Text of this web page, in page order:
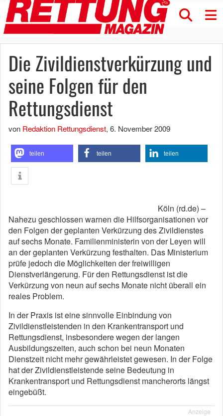
Die Zivildienstverkürzung und
seine Folgen für den
Rettungsdienst
von Redaktion Rettungsdienst, 6. November 2009
teilen teilen teilen
Köln (rd.de) –
Nahezu geschlossen warnen die Hilfsorganisationen vor
den Folgen der geplanten Verkürzung des Zivildienstes
auf sechs Monate. Familienministerin von der Leyen will
an der geplanten Verkürzung festhalten. Das Ministerium
prüfe jedoch die Möglichkeiten der freiwilligen
Dienstverlängerung. Für den Rettungsdienst ist die
Verkürzung von neun auf sechs Monate nicht überall ein
reales Problem.
In der Praxis ist eine sinnvolle Einbindung von
Zivildienstleistenden in den Krankentransport und
Rettungsdienst, insbesondere wegen der langen
Ausbildungszeiten, auch schon bei neun Monaten
Dienstzeit nicht mehr gewährleistet gewesen. In der Folge
hat der Zivildienstleistende seine Bedeutung in
Krankentransport und Rettungsdienst mancherorts längst
eingebüßt.
Anzeige